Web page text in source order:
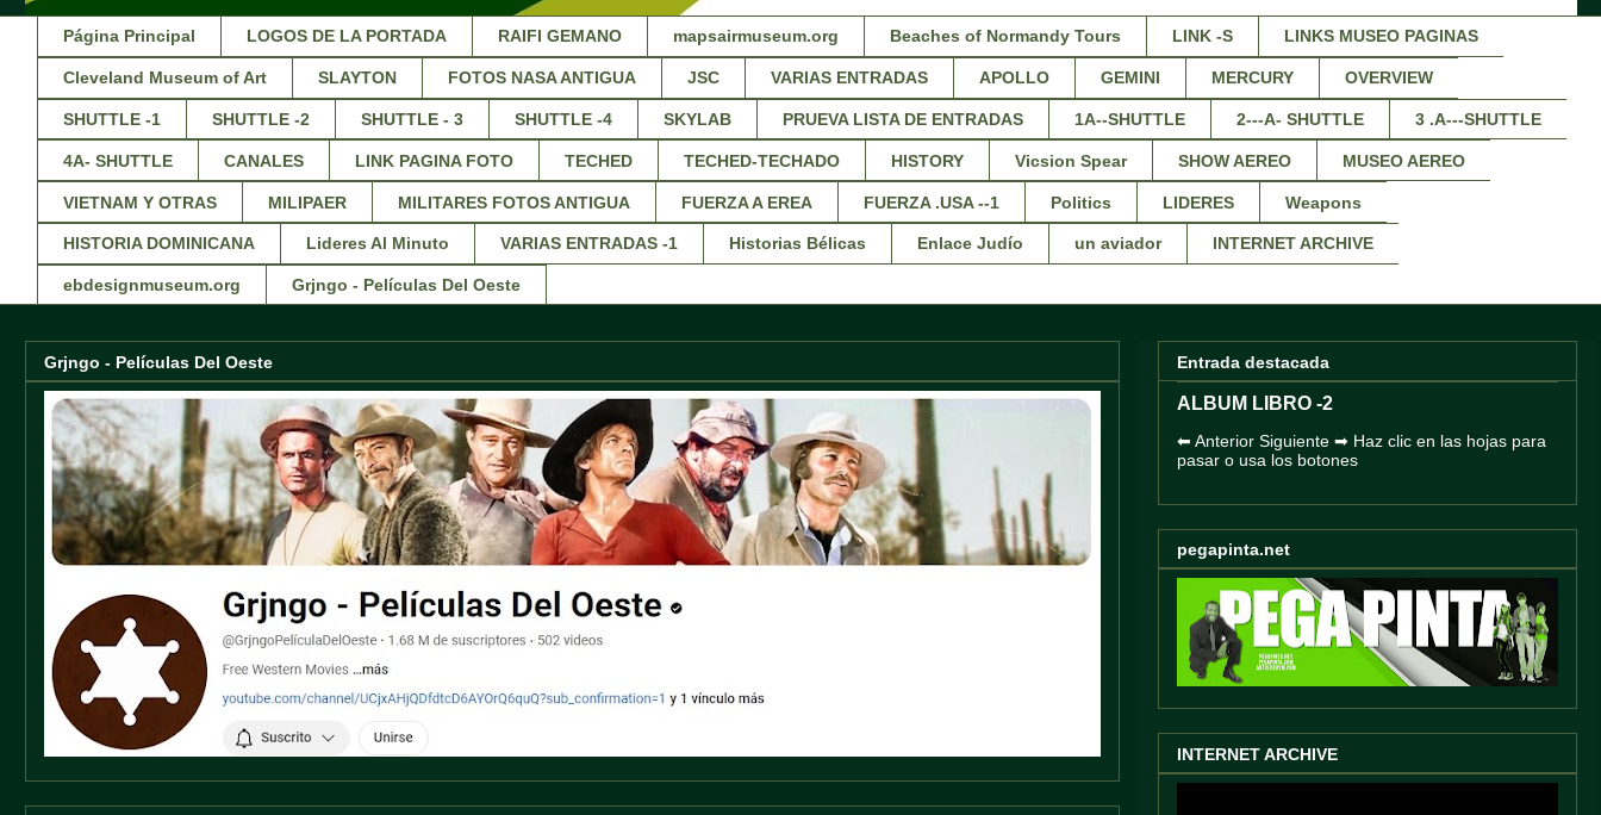
Página Principal LOGOS DE LA PORTADA RAIFI GEMANO mapsairmuseum.org Beaches of Normandy Tours LINK -S LINKS MUSEO PAGINAS
Cleveland Museum of Art SLAYTON FOTOS NASA ANTIGUA JSC VARIAS ENTRADAS APOLLO GEMINI MERCURY OVERVIEW
SHUTTLE -1 SHUTTLE -2 SHUTTLE - 3 SHUTTLE -4 SKYLAB PRUEVA LISTA DE ENTRADAS 1A--SHUTTLE 2---A- SHUTTLE 3 .A---SHUTTLE
4A- SHUTTLE CANALES LINK PAGINA FOTO TECHED TECHED-TECHADO HISTORY Vicsion Spear SHOW AEREO MUSEO AEREO
VIETNAM Y OTRAS MILIPAER MILITARES FOTOS ANTIGUA FUERZA A EREA FUERZA .USA --1 Politics LIDERES Weapons
HISTORIA DOMINICANA Lideres Al Minuto VARIAS ENTRADAS -1 Historias Bélicas Enlace Judío un aviador INTERNET ARCHIVE
ebdesignmuseum.org Grjngo - Películas Del Oeste
Grjngo - Películas Del Oeste Entrada destacada
ALBUM LIBRO -2
⬅ Anterior Siguiente ➡ Haz clic en las hojas para
pasar o usa los botones
pegapinta.net
INTERNET ARCHIVE